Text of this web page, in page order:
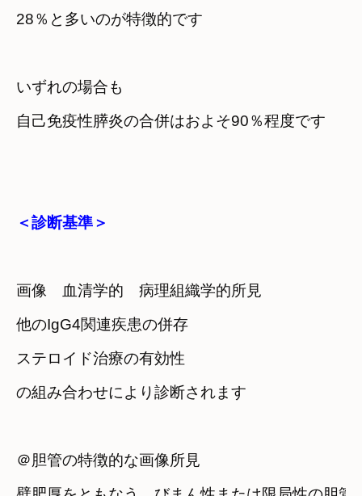
28％と多いのが特徴的です
いずれの場合も
自己免疫性膵炎の合併はおよそ90％程度です
＜診断基準＞
画像　血清学的　病理組織学的所見
他のIgG4関連疾患の併存
ステロイド治療の有効性
の組み合わせにより診断されます
＠胆管の特徴的な画像所見